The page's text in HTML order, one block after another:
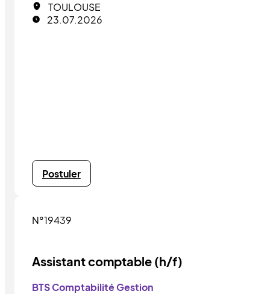
TOULOUSE
23.07.2026
Postuler
N°19439
Assistant comptable (h/f)
BTS Comptabilité Gestion